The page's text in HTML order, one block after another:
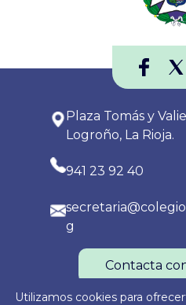
Plaza Tomás y
Logroño, La Rioja.
941 23 92 40
g
Contacta
Utilizamos cookies para